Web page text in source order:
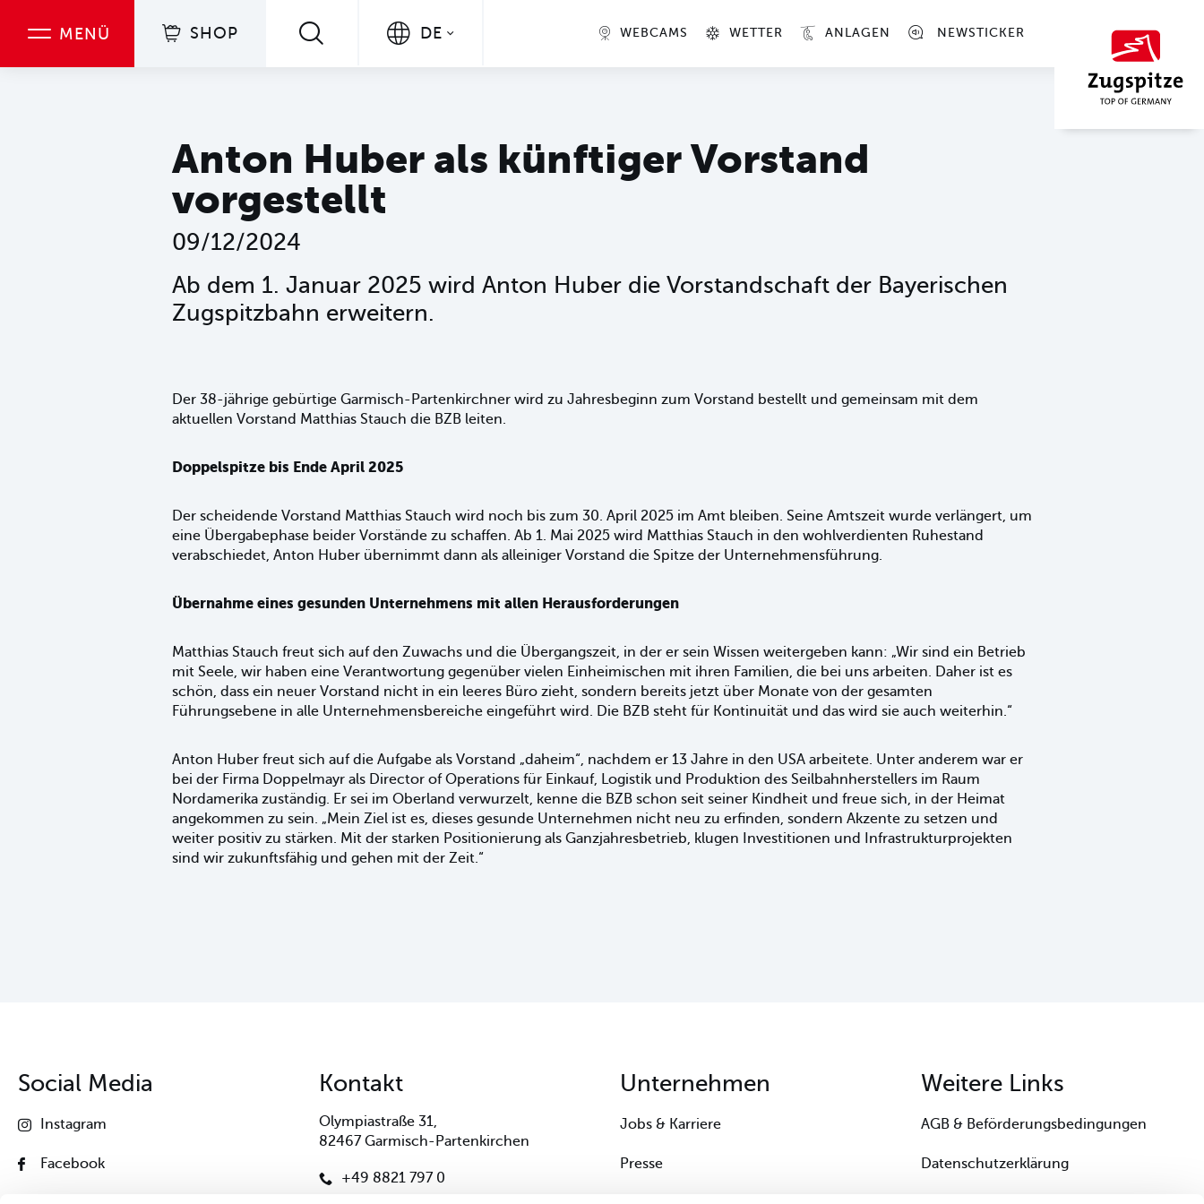
MENÜ SHOP DE WEBCAMS WETTER ANLAGEN NEWSTICKER
Anton Huber als künftiger Vorstand
vorgestellt
09/12/2024
Ab dem 1. Januar 2025 wird Anton Huber die Vorstandschaft der Bayerischen
Zugspitzbahn erweitern.
Der 38-jährige gebürtige Garmisch-Partenkirchner wird zu Jahresbeginn zum Vorstand bestellt und gemeinsam mit dem
aktuellen Vorstand Matthias Stauch die BZB leiten.
Doppelspitze bis Ende April 2025
Der scheidende Vorstand Matthias Stauch wird noch bis zum 30. April 2025 im Amt bleiben. Seine Amtszeit wurde verlängert, um
eine Übergabephase beider Vorstände zu schaffen. Ab 1. Mai 2025 wird Matthias Stauch in den wohlverdienten Ruhestand
verabschiedet, Anton Huber übernimmt dann als alleiniger Vorstand die Spitze der Unternehmensführung.
Übernahme eines gesunden Unternehmens mit allen Herausforderungen
Matthias Stauch freut sich auf den Zuwachs und die Übergangszeit, in der er sein Wissen weitergeben kann: „Wir sind ein Betrieb
mit Seele, wir haben eine Verantwortung gegenüber vielen Einheimischen mit ihren Familien, die bei uns arbeiten. Daher ist es
schön, dass ein neuer Vorstand nicht in ein leeres Büro zieht, sondern bereits jetzt über Monate von der gesamten
Führungsebene in alle Unternehmensbereiche eingeführt wird. Die BZB steht für Kontinuität und das wird sie auch weiterhin.“
Anton Huber freut sich auf die Aufgabe als Vorstand „daheim“, nachdem er 13 Jahre in den USA arbeitete. Unter anderem war er
bei der Firma Doppelmayr als Director of Operations für Einkauf, Logistik und Produktion des Seilbahnherstellers im Raum
Nordamerika zuständig. Er sei im Oberland verwurzelt, kenne die BZB schon seit seiner Kindheit und freue sich, in der Heimat
angekommen zu sein. „Mein Ziel ist es, dieses gesunde Unternehmen nicht neu zu erfinden, sondern Akzente zu setzen und
weiter positiv zu stärken. Mit der starken Positionierung als Ganzjahresbetrieb, klugen Investitionen und Infrastrukturprojekten
sind wir zukunftsfähig und gehen mit der Zeit.“
Social Media
Instagram
Facebook
Kontakt
Olympiastraße 31,
82467 Garmisch-Partenkirchen
+49 8821 797 0
Unternehmen
Jobs & Karriere
Presse
Weitere Links
AGB & Beförderungsbedingungen
Datenschutzerklärung